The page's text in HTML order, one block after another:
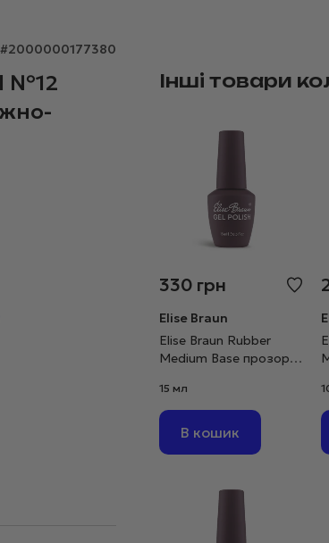
#2000000177380
№12
Інші товари
330 грн
Elise Braun
Elise Braun Rubber
Medium Base прозора,
15 мл
В кошик